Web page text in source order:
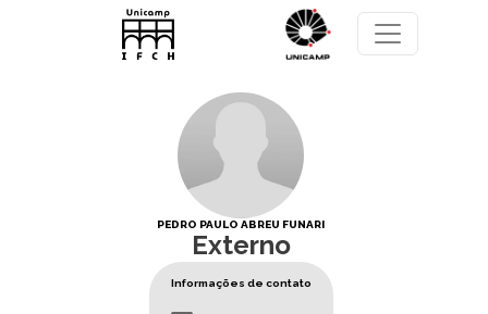
Pular para o conteúdo principal
PEDRO PAULO ABREU FUNARI
Externo
Informações de contato